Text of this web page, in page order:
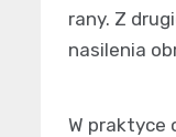
rany. Z
nasilenia
W praktyce